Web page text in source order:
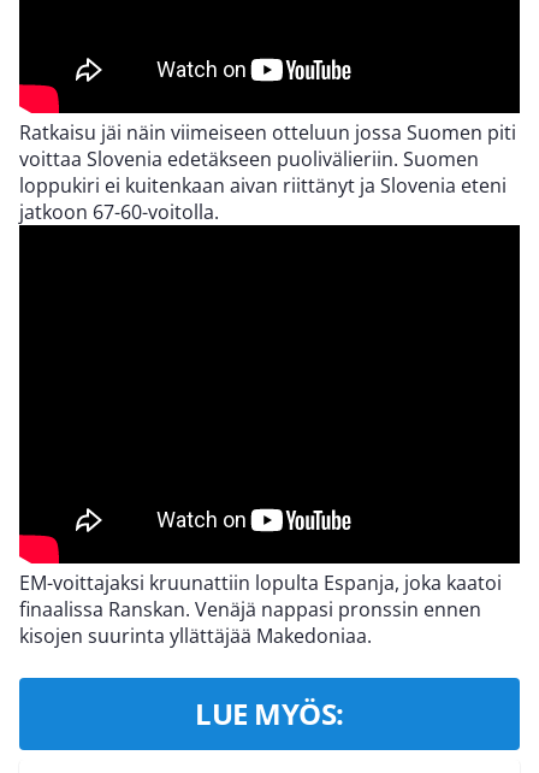
Ratkaisu jäi näin viimeiseen otteluun jossa Suomen piti
voittaa Slovenia edetäkseen puolivälieriin. Suomen
loppukiri ei kuitenkaan aivan riittänyt ja Slovenia eteni
jatkoon 67-60-voitolla.
EM-voittajaksi kruunattiin lopulta Espanja, joka kaatoi
finaalissa Ranskan. Venäjä nappasi pronssin ennen
kisojen suurinta yllättäjää Makedoniaa.
LUE MYÖS: